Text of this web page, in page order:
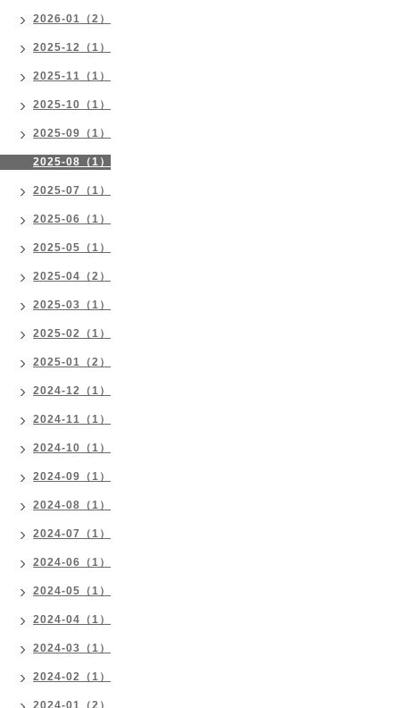
2026-01（2）
2025-12（1）
2025-11（1）
2025-10（1）
2025-09（1）
2025-08（1）
2025-07（1）
2025-06（1）
2025-05（1）
2025-04（2）
2025-03（1）
2025-02（1）
2025-01（2）
2024-12（1）
2024-11（1）
2024-10（1）
2024-09（1）
2024-08（1）
2024-07（1）
2024-06（1）
2024-05（1）
2024-04（1）
2024-03（1）
2024-02（1）
2024-01（2）